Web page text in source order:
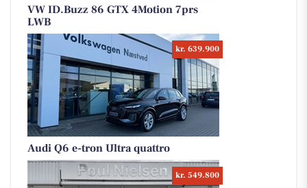
VW ID.Buzz 86 GTX 4Motion 7prs
LWB
kr. 639.900
Audi Q6 e-tron Ultra quattro
kr. 549.800